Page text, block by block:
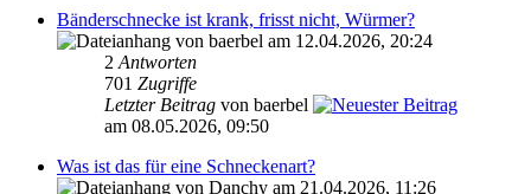
Bänderschnecke ist krank, frisst nicht, Würmer?
von baerbel am 12.04.2026, 20:24
2 Antworten
701 Zugriffe
Letzter Beitrag von baerbel
am 08.05.2026, 09:50
Was ist das für eine Schneckenart?
von Danchy am 21.04.2026, 11:26